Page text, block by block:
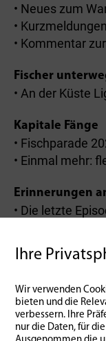
• Neues zum
• Kurzmeldungen
• Kommentar
Fischer
• An der Küste
Kapitale Fänge
• Fischparade
• Einmal mehr:
Erinnerungen
• Die letzte
Ihre
Wir verwenden
bieten und die
verbessern. Ihre
nur die Daten, für